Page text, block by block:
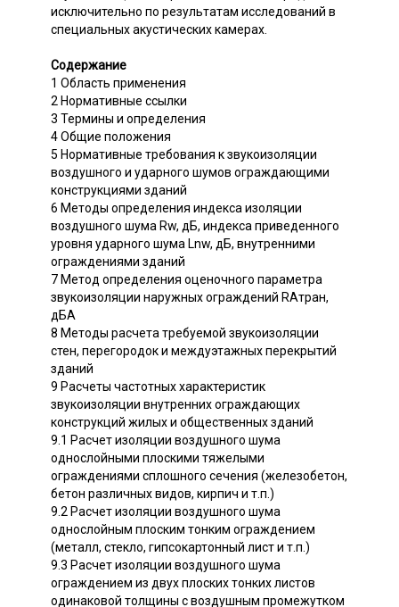
исключительно по результатам исследований в
специальных акустических камерах.
Содержание
1 Область применения
2 Нормативные ссылки
3 Термины и определения
4 Общие положения
5 Нормативные требования к звукоизоляции
воздушного и ударного шумов ограждающими
конструкциями зданий
6 Методы определения индекса изоляции
воздушного шума Rw, дБ, индекса приведенного
уровня ударного шума Lnw, дБ, внутренними
ограждениями зданий
7 Метод определения оценочного параметра
звукоизоляции наружных ограждений RAтран,
дБА
8 Методы расчета требуемой звукоизоляции
стен, перегородок и междуэтажных перекрытий
зданий
9 Расчеты частотных характеристик
звукоизоляции внутренних ограждающих
конструкций жилых и общественных зданий
9.1 Расчет изоляции воздушного шума
однослойными плоскими тяжелыми
ограждениями сплошного сечения (железобетон,
бетон различных видов, кирпич и т.п.)
9.2 Расчет изоляции воздушного шума
однослойным плоским тонким ограждением
(металл, стекло, гипсокартонный лист и т.п.)
9.3 Расчет изоляции воздушного шума
ограждением из двух плоских тонких листов
одинаковой толщины с воздушным промежутком